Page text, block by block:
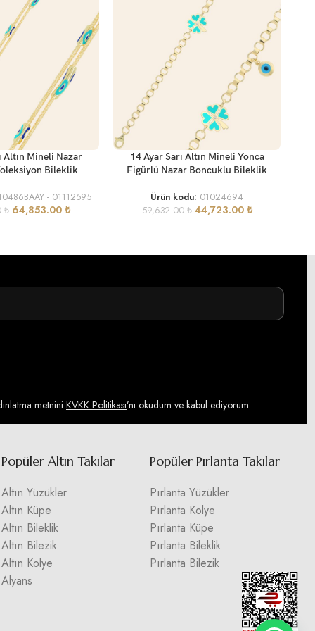
Altın Mineli Nazar
Bileklik
- 01112595
₺ 64,853.00 ₺
SEPETE EKLE
14 Ayar Sarı Altın Mineli Yonca
Figürlü Nazar Boncuklu Bileklik
Ürün kodu: 01024694
59,632.00₺ 44,723.00 ₺
metnini KVKK Politikası’nı okudum ve kabul ediyorum.
Popüler Altın Takılar
Altın Yüzükler
Altın Küpe
Altın Bileklik
Altın Bilezik
Altın Kolye
Alyans
Popüler Pırlanta Takılar
Pırlanta Yüzükler
Pırlanta Kolye
Pırlanta Küpe
Pırlanta Bileklik
Pırlanta Bilezik